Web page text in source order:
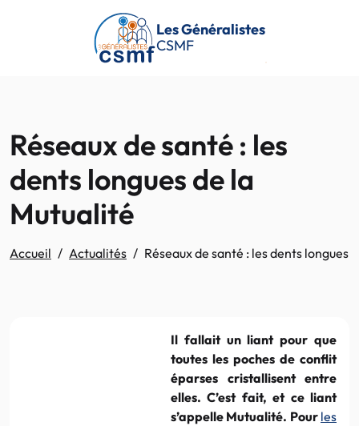
Passer au contenu principal
Les Généralistes
CSMF
Réseaux de santé : les
dents longues de la
Mutualité
Accueil Actualités Réseaux de santé : les dents longues
Il fallait un liant pour que
toutes les poches de conflit
éparses cristallisent entre
elles. C’est fait, et ce liant
s’appelle Mutualité. Pour les